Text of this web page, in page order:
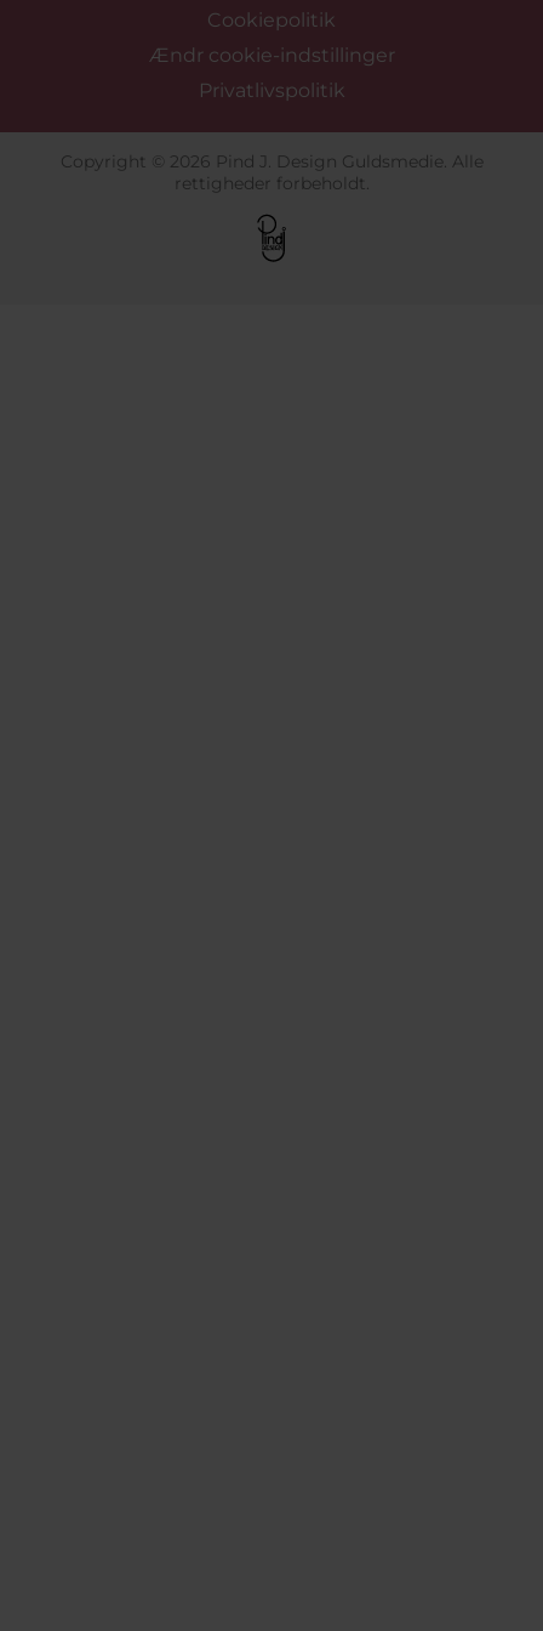
Cookiepolitik
Ændr cookie-indstillinger
Privatlivspolitik
Copyright © 2026 Pind J. Design Guldsmedie. Alle
rettigheder forbeholdt.